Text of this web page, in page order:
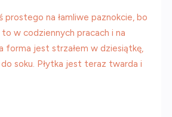
prostego na łamliwe paznokcie, bo
to w codziennych pracach i na
forma jest strzałem w dziesiątkę,
soku. Płytka jest teraz twarda i